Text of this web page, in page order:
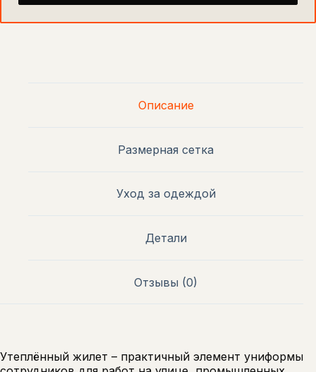
Описание
Размерная сетка
Уход за одеждой
Детали
Отзывы (0)
Утеплённый жилет – практичный элемент униформы